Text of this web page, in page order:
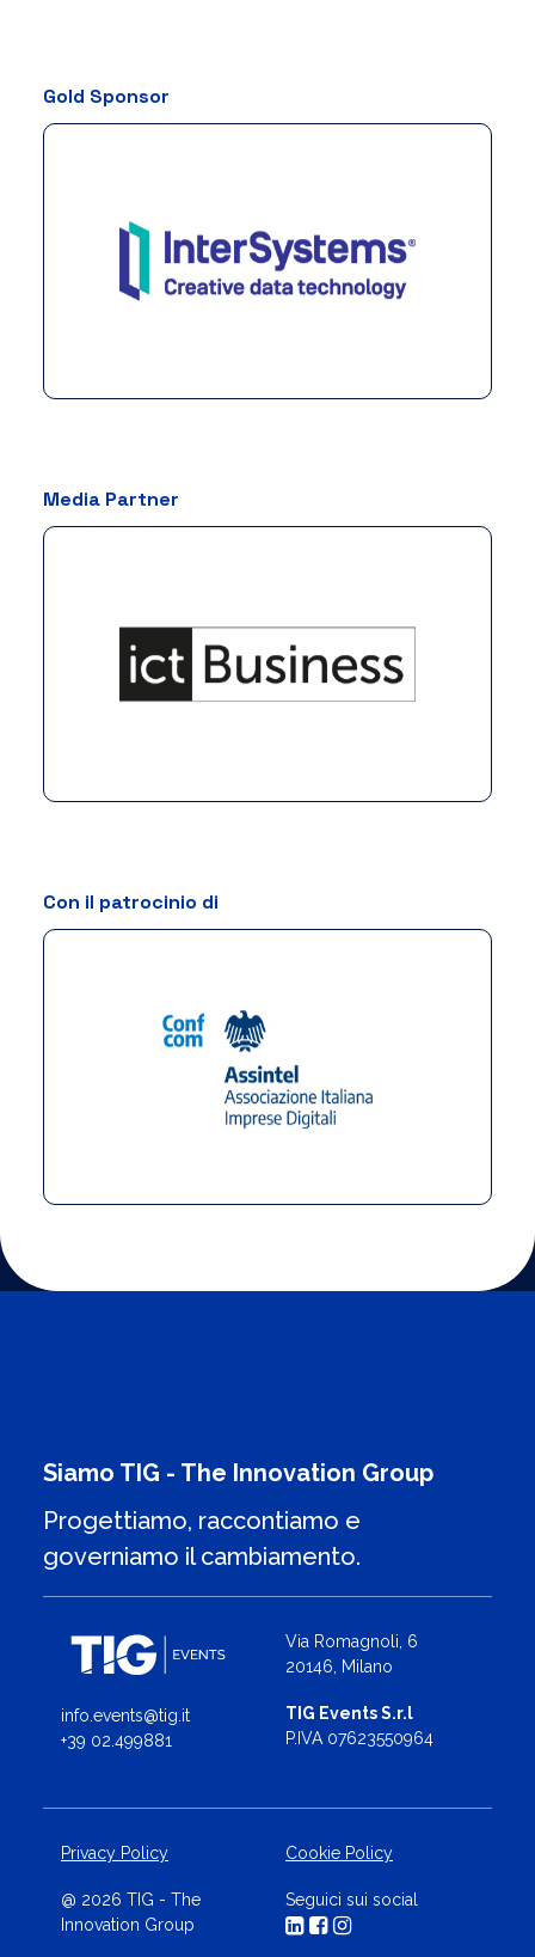
Gold Sponsor
Media Partner
Con il patrocinio di
Siamo TIG - The Innovation Group
Progettiamo, raccontiamo e
governiamo il cambiamento.
info.events@tig.it
+39 02.499881
Via Romagnoli, 6
20146, Milano
TIG Events S.r.l
P.IVA 07623550964
Privacy Policy Cookie Policy
@ 2026 TIG - The
Innovation Group
Seguici sui social